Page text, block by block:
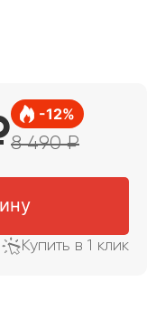
-12%
8 490₽
Купить в 1 клик